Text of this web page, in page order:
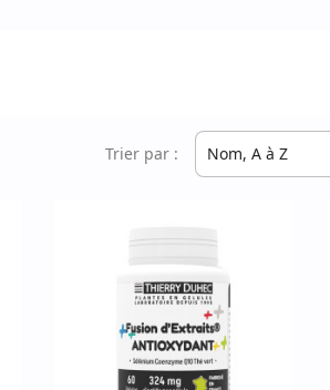
Trier par : Nom, A à Z